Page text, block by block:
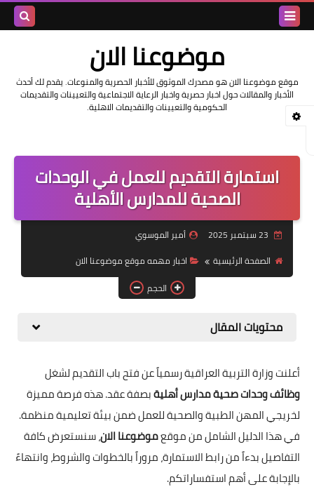
موضوعنا الان
موقع موضوعنا الان هو مصدرك الموثوق للأخبار الحصرية والمنوعات. يقدم لك أحدث
الأخبار والمقالات حول اخبار حصرية واخبار الرعاية الاجتماعية والتعيينات والتقديمات
الحكومية والتعيينات والتقديمات الاهلية.
استمارة التقديم للعمل في الوحدات
الصحية للمدارس الأهلية
أمير الموسوي
الصفحة الرئيسية
اخبار مهمه موقع موضوعنا الان
الحجم
محتويات المقال
أعلنت وزارة التربية العراقية رسمياً عن فتح باب التقديم لشغل
وظائف وحدات صحية مدارس أهليةبصفة عقد. هذه فرصة مميزة
لخريجي المهن الطبية والصحية للعمل ضمن بيئة تعليمية منظمة.
في هذا الدليل الشامل من موقعموضوعنا الان، سنستعرض كافة
التفاصيل بدءاً من رابط الاستمارة، مروراً بالخطوات والشروط، وانتهاءً
بالإجابة على أهم استفساراتكم.